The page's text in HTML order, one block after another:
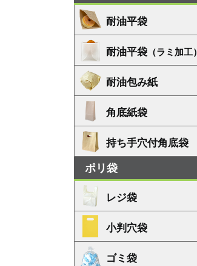
耐油平袋
耐油平袋 （ラミ加工）
耐油包み紙
角底紙袋
持ち手穴付角底袋
ポリ袋
レジ袋
小判穴袋
ゴミ袋